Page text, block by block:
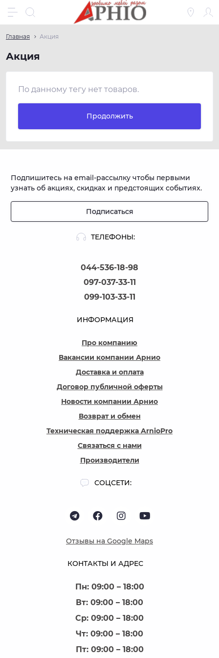
Главная Акция
Акция
По данному тегу нет товаров.
Продолжить
ТЕЛЕФОНЫ:
044-536-18-98
097-037-33-11
099-103-33-11
Подпишитесь на email-рассылку чтобы первыми
узнать об акциях, скидках и предстоящих событиях.
Подписаться
КОНТАКТЫ И АДРЕС
Пн: 09:00 – 18:00
Вт: 09:00 – 18:00
Ср: 09:00 – 18:00
Чт: 09:00 – 18:00
Пт: 09:00 – 18:00
ИНФОРМАЦИЯ
Про компанию
Вакансии компании Арнио
Доставка и оплата
Договор публичной оферты
Новости компании Арнио
Возврат и обмен
Техническая поддержка ArnioPro
Связаться с нами
Производители
СОЦСЕТИ:
Отзывы на Google Maps